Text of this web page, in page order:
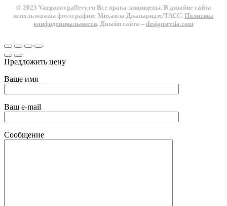
© 2023 Varganovgallery.ru Все права защищены. В дизайне сайта
использованы фотографии: Михаила Джапаридзе/ТАСС. Политика
конфиденциальности. Дизайн сайта – designsreda.com
Предложить цену
Ваше имя
Ваш e-mail
Сообщение